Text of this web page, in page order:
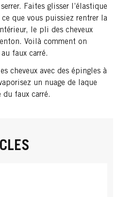
Faites glisser l’élastique
que vous puissiez rentrer la
le pli des cheveux
Voilà comment on
faux carré.
cheveux avec des épingles à
un nuage de laque
faux carré.